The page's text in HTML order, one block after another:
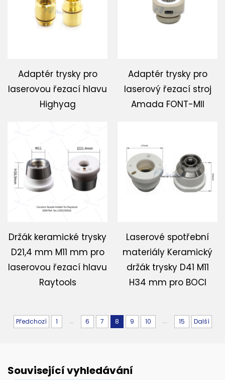
Adaptér trysky pro
laserovou řezací hlavu
Highyag
Adaptér trysky pro
laserový řezací stroj
Amada FONT-MII
Držák keramické trysky
D21,4 mm M11 mm pro
laserovou řezací hlavu
Raytools
Laserové spotřební
materiály Keramický
držák trysky D41 M11
H34 mm pro BOCI
Předchozí 1 ... 6 7 8 9 10 ... 15 Další
Související vyhledávání